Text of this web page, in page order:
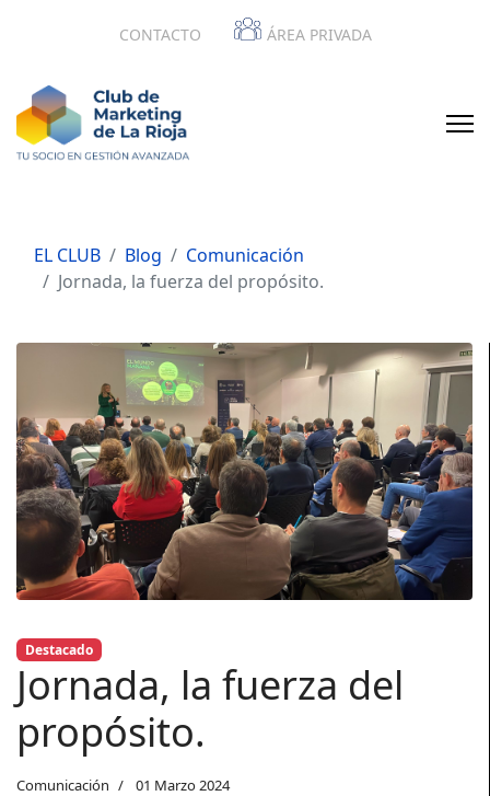
CONTACTO ÁREA PRIVADA
EL CLUB Blog
Comunicación
Jornada, la fuerza del propósito.
Destacado
Jornada, la fuerza del
propósito.
Comunicación 01 Marzo 2024